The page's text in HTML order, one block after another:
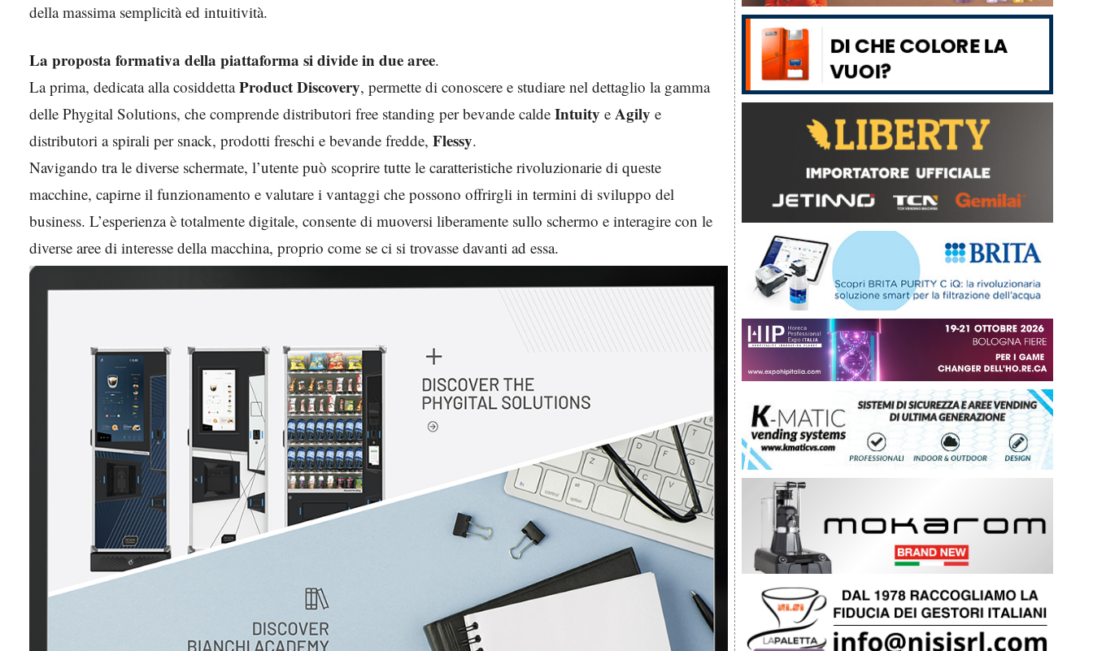
della massima semplicità ed intuitività.
La proposta formativa della piattaforma si divide in due aree.
La prima, dedicata alla cosiddettaProduct Discovery, permette di conoscere e studiare nel dettaglio la gamma
delle Phygital Solutions, che comprende distributori free standing per bevande calde Intuity e Agily e
distributori a spirali per snack, prodotti freschi e bevande fredde, Flessy.
Navigando tra le diverse schermate, l’utente può scoprire tutte le caratteristiche rivoluzionarie di queste
macchine, capirne il funzionamento e valutare i vantaggi che possono offrirgli in termini di sviluppo del
business. L’esperienza è totalmente digitale, consente di muoversi liberamente sullo schermo e interagire con le
diverse aree di interesse della macchina, proprio come se ci si trovasse davanti ad essa.